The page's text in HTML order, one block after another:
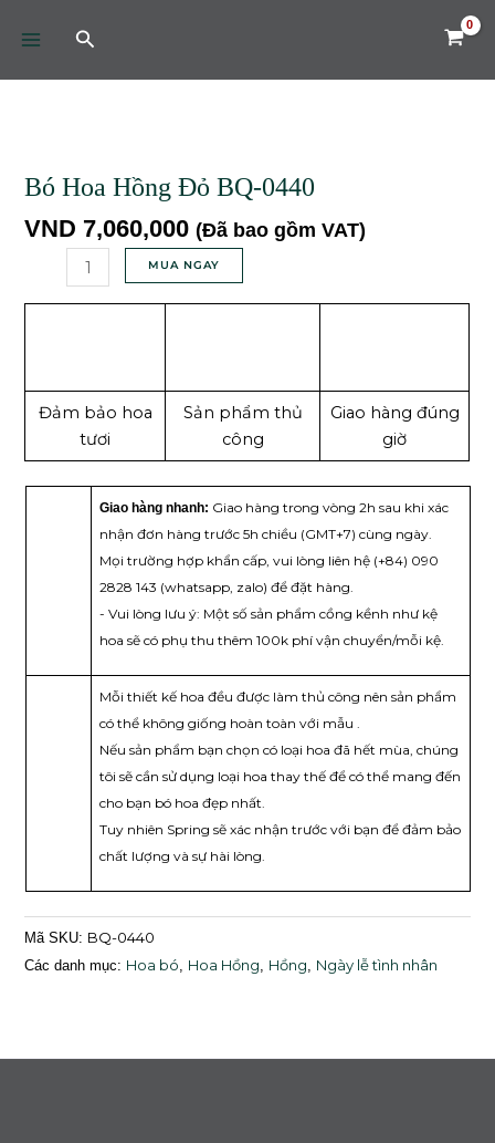
Tìm
Bó Hoa Hồng Đỏ BQ-0440
VND 7,060,000 (Đã bao gồm VAT)
Hồng
BQ-
lượng
MUA NGAY
Đảm bảo hoa
tươi
Sản phẩm thủ
công
Giao hàng đúng
giờ
Giao hàng nhanh: Giao hàng trong vòng 2h sau khi xác
nhận đơn hàng trước 5h chiều (GMT+7) cùng ngày.
Mọi trường hợp khẩn cấp, vui lòng liên hệ (+84) 090
2828 143 (whatsapp, zalo) để đặt hàng.
- Vui lòng lưu ý: Một số sản phẩm cồng kềnh như kệ
hoa sẽ có phụ thu thêm 100k phí vận chuyển/mỗi kệ.
Mỗi thiết kế hoa đều được làm thủ công nên sản phẩm
có thể không giống hoàn toàn với mẫu .
Nếu sản phẩm bạn chọn có loại hoa đã hết mùa, chúng
tôi sẽ cần sử dụng loại hoa thay thế để có thể mang đến
cho bạn bó hoa đẹp nhất.
Tuy nhiên Spring sẽ xác nhận trước với bạn để đảm bảo
chất lượng và sự hài lòng.
Mã SKU: BQ-0440
Các danh mục: Hoa bó, Hoa Hồng, Hồng, Ngày lễ tình nhân